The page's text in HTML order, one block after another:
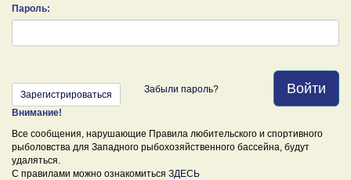
Пароль:
Войти
Зарегистрироваться Забыли пароль?
Внимание!
Все сообщения, нарушающие Правила любительского и спортивного
рыболовства для Западного рыбохозяйственного бассейна, будут
удаляться.
С правилами можно ознакомиться ЗДЕСЬ